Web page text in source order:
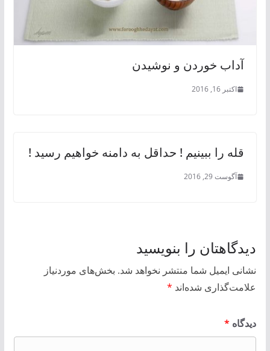
آداب خوردن و نوشیدن
اکتبر 16, 2016
قله را ببینیم ! حداقل به دامنه خواهیم رسید !
آگوست 29, 2016
دیدگاهتان را بنویسید
نشانی ایمیل شما منتشر نخواهد شد. بخش‌های موردنیاز
علامت‌گذاری شده‌اند *
دیدگاه *